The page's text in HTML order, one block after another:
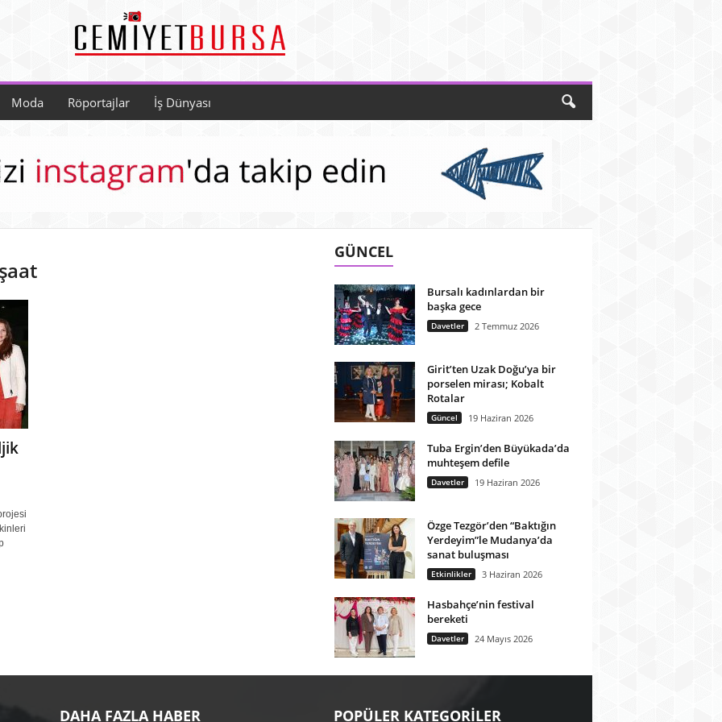
Moda Röportajlar İş Dünyası
GÜNCEL
Bursalı kadınlardan bir
başka gece
Davetler 2 Temmuz 2026
Girit’ten Uzak Doğu’ya bir
porselen mirası; Kobalt
Rotalar
Güncel 19 Haziran 2026
Tuba Ergin’den Büyükada’da
muhteşem defile
Davetler 19 Haziran 2026
Özge Tezgör’den “Baktığın
Yerdeyim”le Mudanya’da
sanat buluşması
Etkinlikler 3 Haziran 2026
Hasbahçe’nin festival
bereketi
Davetler 24 Mayıs 2026
DAHA FAZLA HABER POPÜLER KATEGORİLER